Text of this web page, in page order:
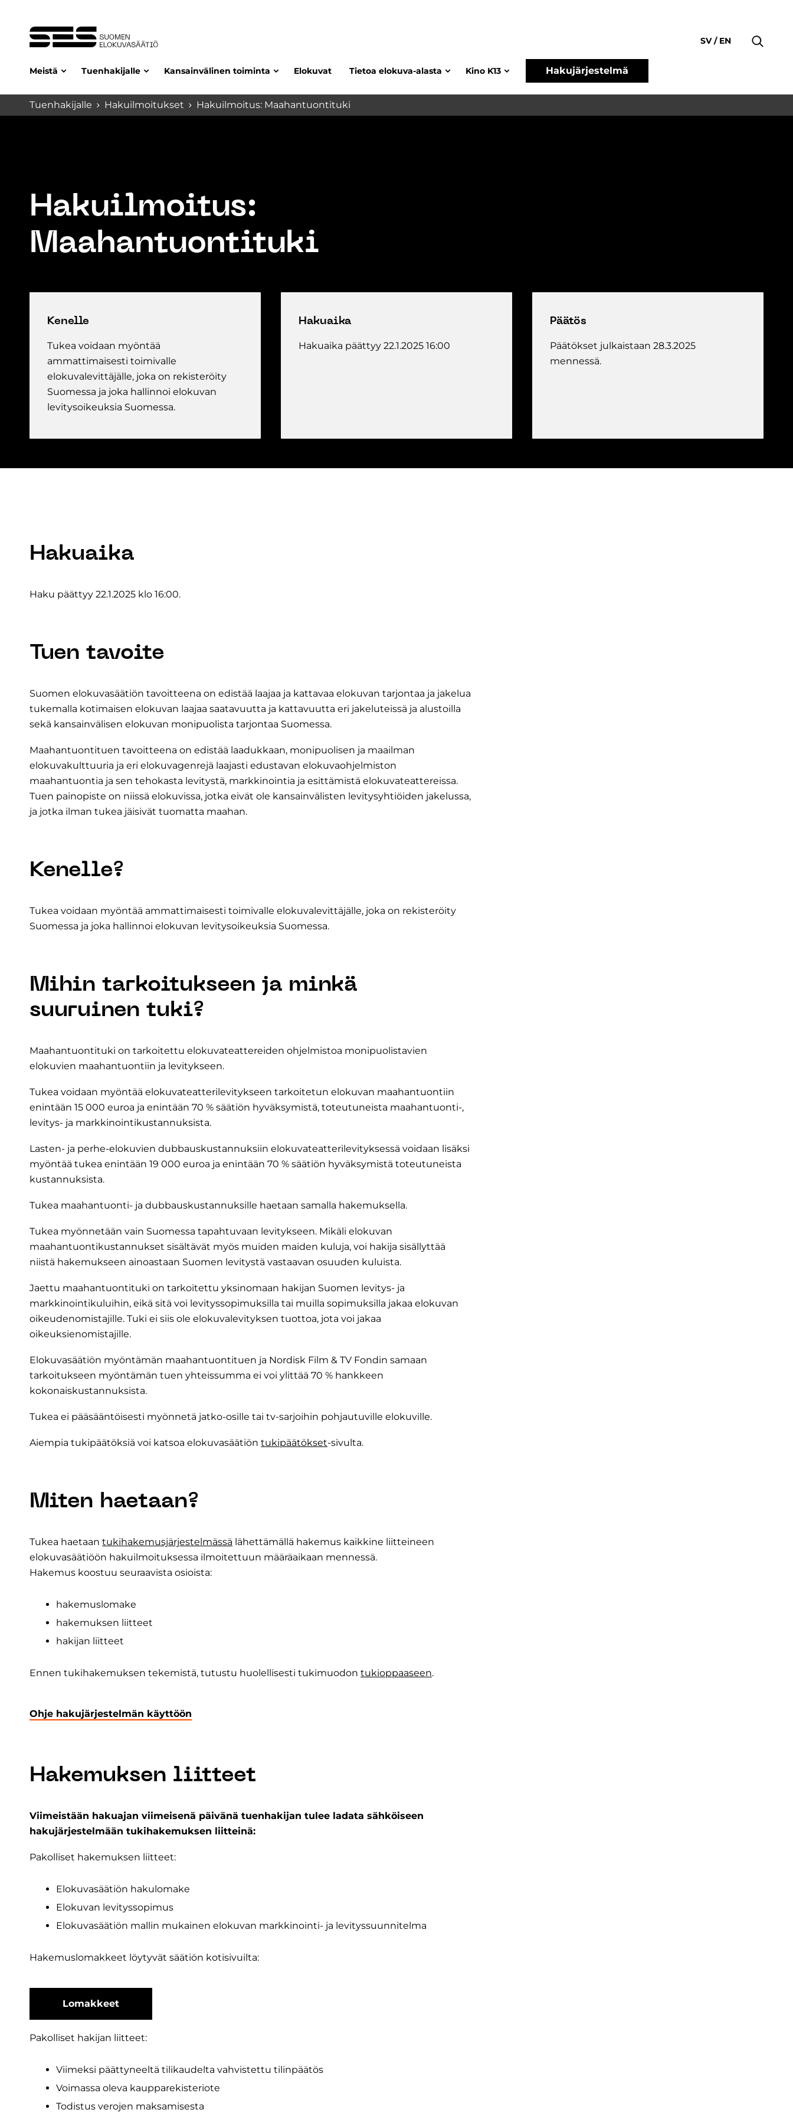
Meistä Tuenhakijalle Kansainvälinen toiminta Elokuvat Tietoa elokuva-alasta Kino K13 Hakujärjestelmä
SV EN
Tuenhakijalle Hakuilmoitukset Hakuilmoitus: Maahantuontituki
Hakuilmoitus:
Maahantuontituki
Kenelle
Tukea voidaan myöntää
ammattimaisesti toimivalle
elokuvalevittäjälle, joka on rekisteröity
Suomessa ja joka hallinnoi elokuvan
levitysoikeuksia Suomessa.
Hakuaika
Hakuaika päättyy 22.1.2025 16:00
Päätös
Päätökset julkaistaan 28.3.2025
mennessä.
Hakuaika
Haku päättyy 22.1.2025 klo 16:00.
Tuen tavoite
Suomen elokuvasäätiön tavoitteena on edistää laajaa ja kattavaa elokuvan tarjontaa ja jakelua
tukemalla kotimaisen elokuvan laajaa saatavuutta ja kattavuutta eri jakeluteissä ja alustoilla
sekä kansainvälisen elokuvan monipuolista tarjontaa Suomessa.
Maahantuontituen tavoitteena on edistää laadukkaan, monipuolisen ja maailman
elokuvakulttuuria ja eri elokuvagenrejä laajasti edustavan elokuvaohjelmiston
maahantuontia ja sen tehokasta levitystä, markkinointia ja esittämistä elokuvateattereissa.
Tuen painopiste on niissä elokuvissa, jotka eivät ole kansainvälisten levitysyhtiöiden jakelussa,
ja jotka ilman tukea jäisivät tuomatta maahan.
Kenelle?
Tukea voidaan myöntää ammattimaisesti toimivalle elokuvalevittäjälle, joka on rekisteröity
Suomessa ja joka hallinnoi elokuvan levitysoikeuksia Suomessa.
Mihin tarkoitukseen ja minkä
suuruinen tuki?
Maahantuontituki on tarkoitettu elokuvateattereiden ohjelmistoa monipuolistavien
elokuvien maahantuontiin ja levitykseen.
Tukea voidaan myöntää elokuvateatterilevitykseen tarkoitetun elokuvan maahantuontiin
enintään 15 000 euroa ja enintään 70 % säätiön hyväksymistä, toteutuneista maahantuonti-,
levitys- ja markkinointikustannuksista.
Lasten- ja perhe-elokuvien dubbauskustannuksiin elokuvateatterilevityksessä voidaan lisäksi
myöntää tukea enintään 19 000 euroa ja enintään 70 % säätiön hyväksymistä toteutuneista
kustannuksista.
Tukea maahantuonti- ja dubbauskustannuksille haetaan samalla hakemuksella.
Tukea myönnetään vain Suomessa tapahtuvaan levitykseen. Mikäli elokuvan
maahantuontikustannukset sisältävät myös muiden maiden kuluja, voi hakija sisällyttää
niistä hakemukseen ainoastaan Suomen levitystä vastaavan osuuden kuluista.
Jaettu maahantuontituki on tarkoitettu yksinomaan hakijan Suomen levitys- ja
markkinointikuluihin, eikä sitä voi levityssopimuksilla tai muilla sopimuksilla jakaa elokuvan
oikeudenomistajille. Tuki ei siis ole elokuvalevityksen tuottoa, jota voi jakaa
oikeuksienomistajille.
Elokuvasäätiön myöntämän maahantuontituen ja Nordisk Film & TV Fondin samaan
tarkoitukseen myöntämän tuen yhteissumma ei voi ylittää 70 % hankkeen
kokonaiskustannuksista.
Tukea ei pääsääntöisesti myönnetä jatko-osille tai tv-sarjoihin pohjautuville elokuville.
Aiempia tukipäätöksiä voi katsoa elokuvasäätiön tukipäätökset-sivulta.
Miten haetaan?
Tukea haetaan tukihakemusjärjestelmässä lähettämällä hakemus kaikkine liitteineen
elokuvasäätiöön hakuilmoituksessa ilmoitettuun määräaikaan mennessä.
Hakemus koostuu seuraavista osioista:
hakemuslomake
hakemuksen liitteet
hakijan liitteet
Ennen tukihakemuksen tekemistä, tutustu huolellisesti tukimuodon tukioppaaseen.
Ohje hakujärjestelmän käyttöön
Hakemuksen liitteet
Viimeistään hakuajan viimeisenä päivänä tuenhakijan tulee ladata sähköiseen
hakujärjestelmään tukihakemuksen liitteinä:
Pakolliset hakemuksen liitteet:
Elokuvasäätiön hakulomake
Elokuvan levityssopimus
Elokuvasäätiön mallin mukainen elokuvan markkinointi- ja levityssuunnitelma
Hakemuslomakkeet löytyvät säätiön kotisivuilta:
Lomakkeet
Pakolliset hakijan liitteet:
Viimeksi päättyneeltä tilikaudelta vahvistettu tilinpäätös
Voimassa oleva kaupparekisteriote
Todistus verojen maksamisesta